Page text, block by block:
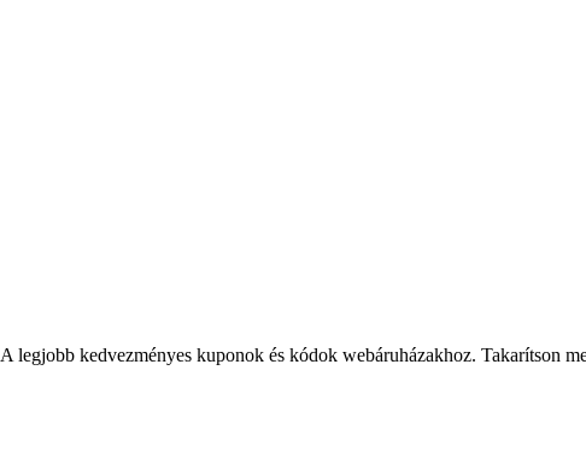
A legjobb kedvezményes kuponok és kódok webáruházakhoz. Takarítson